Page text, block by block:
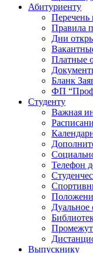
Абитуриенту
Перечень
Правила
Дни
Платные
Бланк
ФП
Студенту
Важная
Телефон
Дуальное
Выпускнику